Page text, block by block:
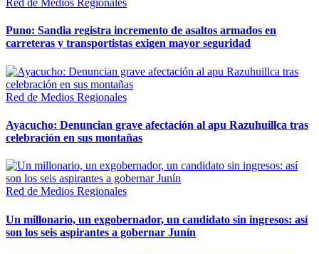
Red de Medios Regionales
Puno: Sandia registra incremento de asaltos armados en
carreteras y transportistas exigen mayor seguridad
Red de Medios Regionales
Ayacucho: Denuncian grave afectación al apu Razuhuillca tras
celebración en sus montañas
Red de Medios Regionales
Un millonario, un exgobernador, un candidato sin ingresos: así
son los seis aspirantes a gobernar Junín